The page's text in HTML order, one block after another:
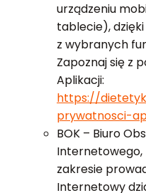
urządzeniu
tablecie),
z wybranych
Zapoznaj się z
Aplikacji:
https://
prywatnosci-
BOK – Biuro
Internetowego,
zakresie
Internetowy